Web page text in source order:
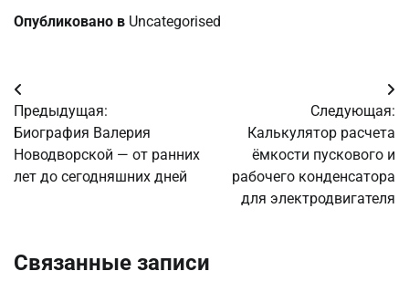
Опубликовано в Uncategorised
Навигация
по
записям
Предыдущая:
Биография Валерия
Новодворской — от ранних
лет до сегодняшних дней
Следующая:
Калькулятор расчета
ёмкости пускового и
рабочего конденсатора
для электродвигателя
Связанные записи